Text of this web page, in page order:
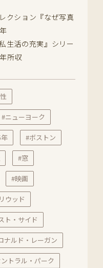
クション『なぜ写真
生活の充実』シリー
所収
#ニューヨーク
#ボストン
#窓
#映画
ウッド
ト・サイド
ナルド・レーガン
トラル・パーク